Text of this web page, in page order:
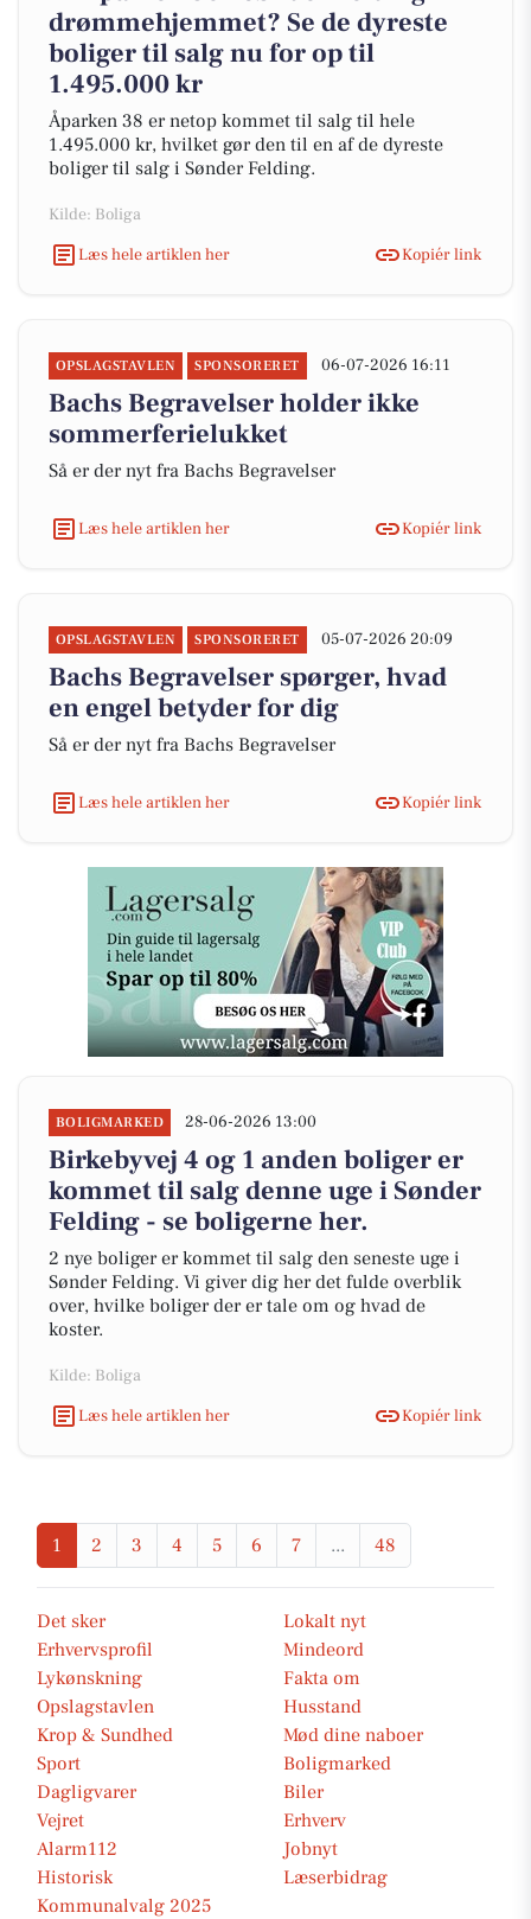
drømmehjemmet? Se de dyreste
boliger til salg nu for op til
1.495.000 kr
Åparken 38 er netop kommet til salg til hele
1.495.000 kr, hvilket gør den til en af de dyreste
boliger til salg i Sønder Felding.
Kilde: Boliga
Læs hele artiklen her
Kopiér link
OPSLAGSTAVLEN SPONSORERET 06-07-2026 16:11
Bachs Begravelser holder ikke
sommerferielukket
Så er der nyt fra Bachs Begravelser
Læs hele artiklen her Kopiér link
OPSLAGSTAVLEN SPONSORERET 05-07-2026 20:09
Bachs Begravelser spørger, hvad
en engel betyder for dig
Så er der nyt fra Bachs Begravelser
Læs hele artiklen her Kopiér link
BOLIGMARKED 28-06-2026 13:00
Birkebyvej 4 og 1 anden boliger er
kommet til salg denne uge i Sønder
Felding - se boligerne her.
2 nye boliger er kommet til salg den seneste uge i
Sønder Felding. Vi giver dig her det fulde overblik
over, hvilke boliger der er tale om og hvad de
koster.
Kilde: Boliga
Læs hele artiklen her
Kopiér link
1 2 3 4 5 6 7 ... 48
Det sker
Lokalt nyt
Erhvervsprofil
Mindeord
Lykønskning
Fakta om
Opslagstavlen
Husstand
Krop & Sundhed
Mød dine naboer
Sport
Boligmarked
Dagligvarer
Biler
Vejret
Erhverv
Alarm112
Jobnyt
Historisk
Læserbidrag
Kommunalvalg 2025